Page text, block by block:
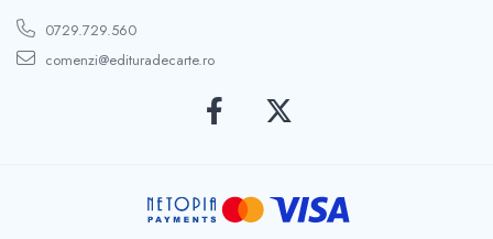
0729.729.560
comenzi@edituradecarte.ro